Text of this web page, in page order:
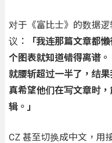
对于《富比士》的数据
议：
「我连那篇文章都
个图表就知道错得离谱
就腰斩超过一半了，结
真希望他们在写文章时
辑。」
CZ 甚至切换成中文，用